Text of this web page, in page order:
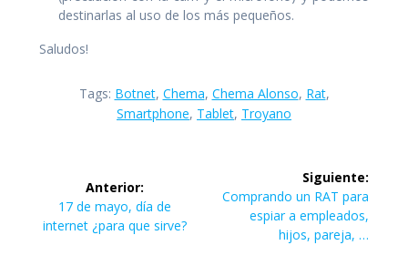
destinarlas al uso de los más pequeños.
Saludos!
Tags: Botnet, Chema, Chema Alonso, Rat,
Smartphone, Tablet, Troyano
entradas
Anterior:
Entrada
anterior:
17 de mayo, día de
internet ¿para que sirve?
Siguiente:
Siguiente
entrada:
Comprando un RAT para
espiar a empleados,
hijos, pareja, …